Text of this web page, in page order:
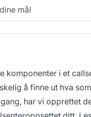
mål
komponenter i et
å finne ut hva
har vi opprettet